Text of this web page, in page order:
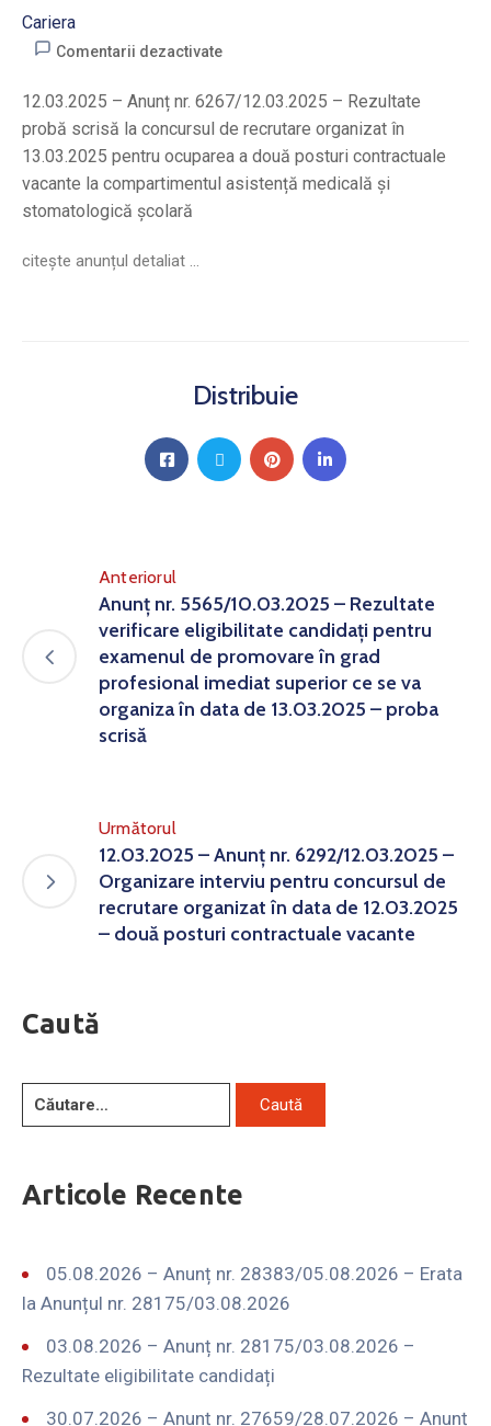
Cariera
Comentarii dezactivate
12.03.2025 – Anunț nr. 6267/12.03.2025 – Rezultate
probă scrisă la concursul de recrutare organizat în
13.03.2025 pentru ocuparea a două posturi contractuale
vacante la compartimentul asistență medicală și
stomatologică școlară
citește anunțul detaliat …
Distribuie
Anteriorul
Anunț nr. 5565/10.03.2025 – Rezultate
verificare eligibilitate candidați pentru
examenul de promovare în grad
profesional imediat superior ce se va
organiza în data de 13.03.2025 – proba
scrisă
Următorul
12.03.2025 – Anunț nr. 6292/12.03.2025 –
Organizare interviu pentru concursul de
recrutare organizat în data de 12.03.2025
– două posturi contractuale vacante
Caută
Articole Recente
05.08.2026 – Anunț nr. 28383/05.08.2026 – Erata
la Anunțul nr. 28175/03.08.2026
03.08.2026 – Anunț nr. 28175/03.08.2026 –
Rezultate eligibilitate candidați
30.07.2026 – Anunț nr. 27659/28.07.2026 – Anunț